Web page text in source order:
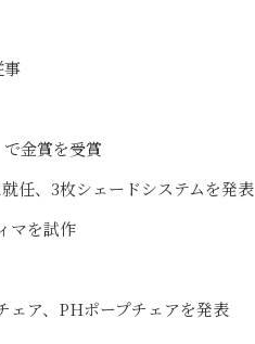
事
金賞を受賞
任、3枚シェードシステムを発表
マを試作
ェア、PHポープチェアを発表